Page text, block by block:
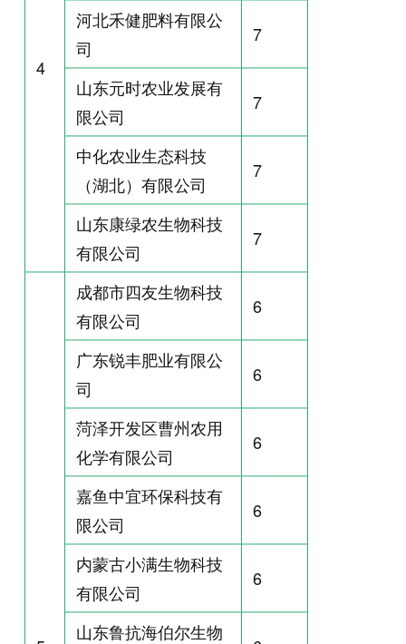
4
河北禾健肥料有限公
司
7
山东元时农业发展有
限公司
7
中化农业生态科技
（湖北）有限公司
7
山东康绿农生物科技
有限公司
7
成都市四友生物科技
有限公司
6
广东锐丰肥业有限公
司
6
菏泽开发区曹州农用
化学有限公司
6
嘉鱼中宜环保科技有
限公司
6
内蒙古小满生物科技
有限公司
6
山东鲁抗海伯尔生物